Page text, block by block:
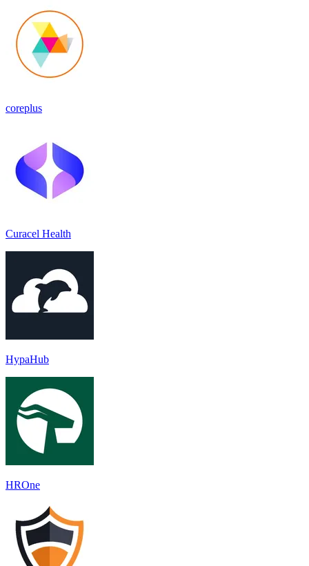
coreplus
Curacel Health
HypaHub
HROne